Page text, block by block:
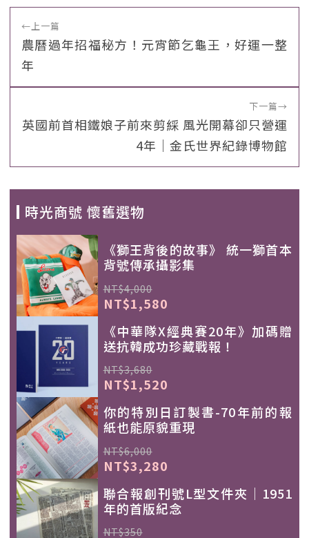
←上一篇
農曆過年招福秘方！元宵節乞龜王，好運一整
年
下一篇→
英國前首相鐵娘子前來剪綵 風光開幕卻只營運
4年｜金氏世界紀錄博物館
時光商號 懷舊選物
《獅王背後的故事》 統一獅首本
背號傳承攝影集
NT$4,000
NT$1,580
《中華隊X經典賽20年》加碼贈
送抗韓成功珍藏戰報！
NT$3,680
NT$1,520
你的特別日訂製書-70年前的報
紙也能原貌重現
NT$6,000
NT$3,280
聯合報創刊號L型文件夾｜1951
年的首版紀念
NT$350